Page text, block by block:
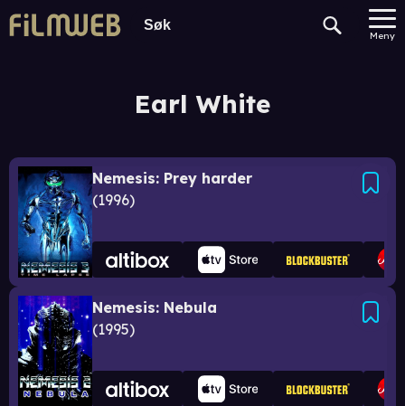
Meny
Earl White
Nemesis: Prey harder
1996
Nemesis: Nebula
1995